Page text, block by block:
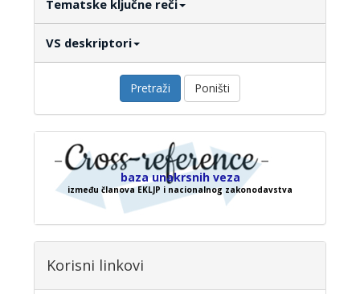
Tematske ključne reči
VS deskriptori
Pretraži Poništi
baza unakrsnih veza
između članova EKLJP i nacionalnog zakonodavstva
Korisni linkovi